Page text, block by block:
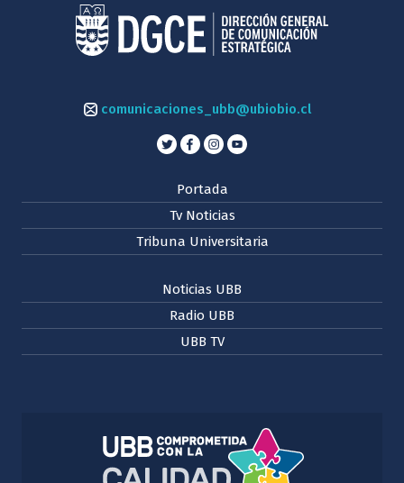
comunicaciones_ubb@ubiobio.cl
Portada
Tv Noticias
Tribuna Universitaria
Noticias UBB
Radio UBB
UBB TV